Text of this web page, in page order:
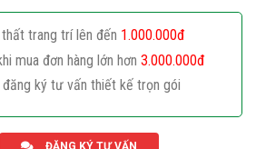
trang trí lên đến 1.000.000đ
mua đơn hàng lớn hơn 3.000.000đ
đăng ký tư vấn thiết kế trọn gói
ĐĂNG KÝ TƯ VẤN